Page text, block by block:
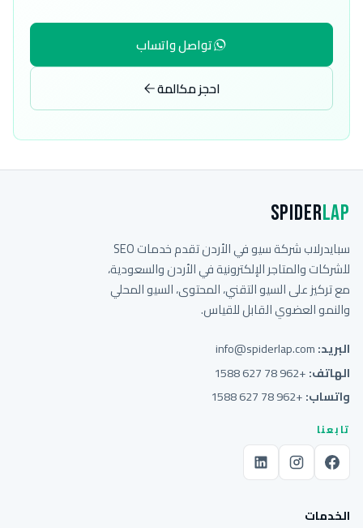
تواصل واتساب
احجز مكالمة
SpiderLap
سبايدرلاب شركة سيو في الأردن تقدم خدمات SEO
للشركات والمتاجر الإلكترونية في الأردن والسعودية،
مع تركيز على السيو التقني، المحتوى، السيو المحلي
والنمو العضوي القابل للقياس.
البريد:info@spiderlap.com
الهاتف:+962 78 627 1588
واتساب:+962 78 627 1588
تابعنا
الخدمات